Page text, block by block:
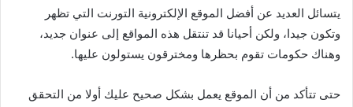
يتسائل العديد عن أفضل الموقع الإلكترونية التورنت التي تظهر
وتكون جيدا، ولكن أحيانا قد تنتقل هذه المواقع إلى عنوان جديد،
وهناك حكومات تقوم بحظرها ومخترقون يستولون عليها.
حتى تتأكد من أن الموقع يعمل بشكل صحيح عليك أولا من التحقق